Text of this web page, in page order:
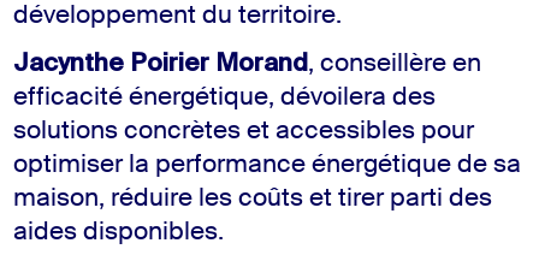
développement du territoire.
Jacynthe Poirier Morand, conseillère en
efficacité énergétique, dévoilera des
solutions concrètes et accessibles pour
optimiser la performance énergétique de sa
maison, réduire les coûts et tirer parti des
aides disponibles.